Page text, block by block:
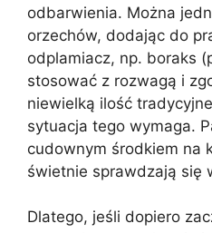
odbarwienia. Można
orzechów, dodając do
odplamiacz, np. boraks
stosować z rozwagą i
niewielką ilość
sytuacja tego wymaga.
cudownym środkiem na
świetnie sprawdzają się
Dlatego, jeśli dopiero